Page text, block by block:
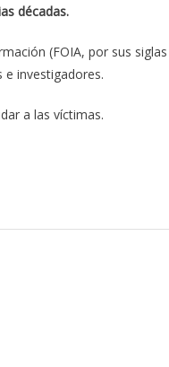
décadas.
(FOIA, por sus siglas
e investigadores.
a las víctimas.